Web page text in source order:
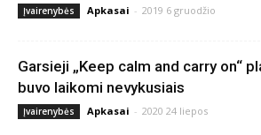
Įvairenybės Apkasai - 2019 6 gruodžio
Garsieji „Keep calm and carry on“
buvo laikomi nevykusiais
Įvairenybės Apkasai - 2020 24 liepos